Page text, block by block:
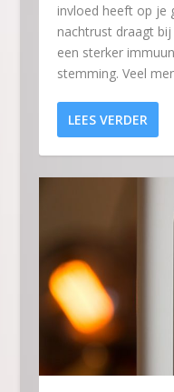
invloed heeft op je
nachtrust draagt
een sterker
stemming. Veel
LEES VERDER